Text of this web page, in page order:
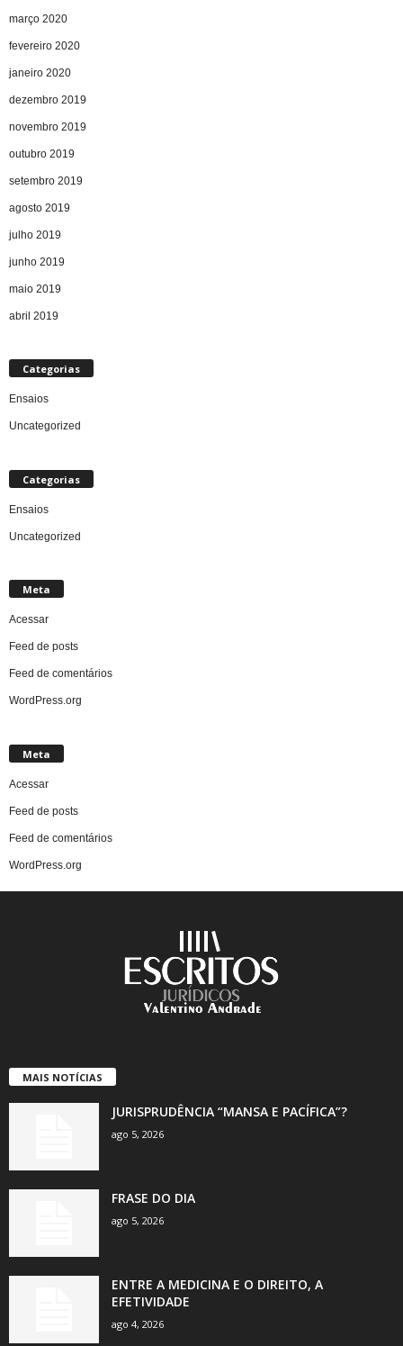
março 2020
fevereiro 2020
janeiro 2020
dezembro 2019
novembro 2019
outubro 2019
setembro 2019
agosto 2019
julho 2019
junho 2019
maio 2019
abril 2019
Categorias
Ensaios
Uncategorized
Categorias
Ensaios
Uncategorized
Meta
Acessar
Feed de posts
Feed de comentários
WordPress.org
Meta
Acessar
Feed de posts
Feed de comentários
WordPress.org
MAIS NOTÍCIAS
JURISPRUDÊNCIA “MANSA E PACÍFICA”?
ago 5, 2026
FRASE DO DIA
ago 5, 2026
ENTRE A MEDICINA E O DIREITO, A
EFETIVIDADE
ago 4, 2026